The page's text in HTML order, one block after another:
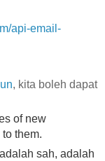
api-email-
, kita boleh dapat
of new
them.
sah, adalah